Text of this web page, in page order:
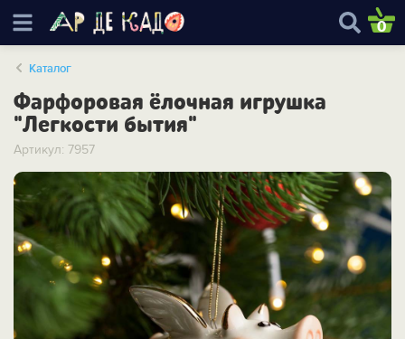
0
Каталог
Фарфоровая ёлочная игрушка
"Легкости бытия"
Артикул: 7957